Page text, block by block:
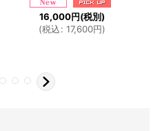
16,000円(税別)
(税込: 17,600円)